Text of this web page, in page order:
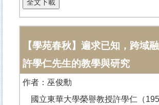
【學苑春秋】遍求已知，跨域
許學仁先生的教學與研究
作者：巫俊勳
國立東華大學榮譽教授許學仁（